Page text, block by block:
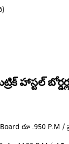
హాస్టల్
.950 P.M /